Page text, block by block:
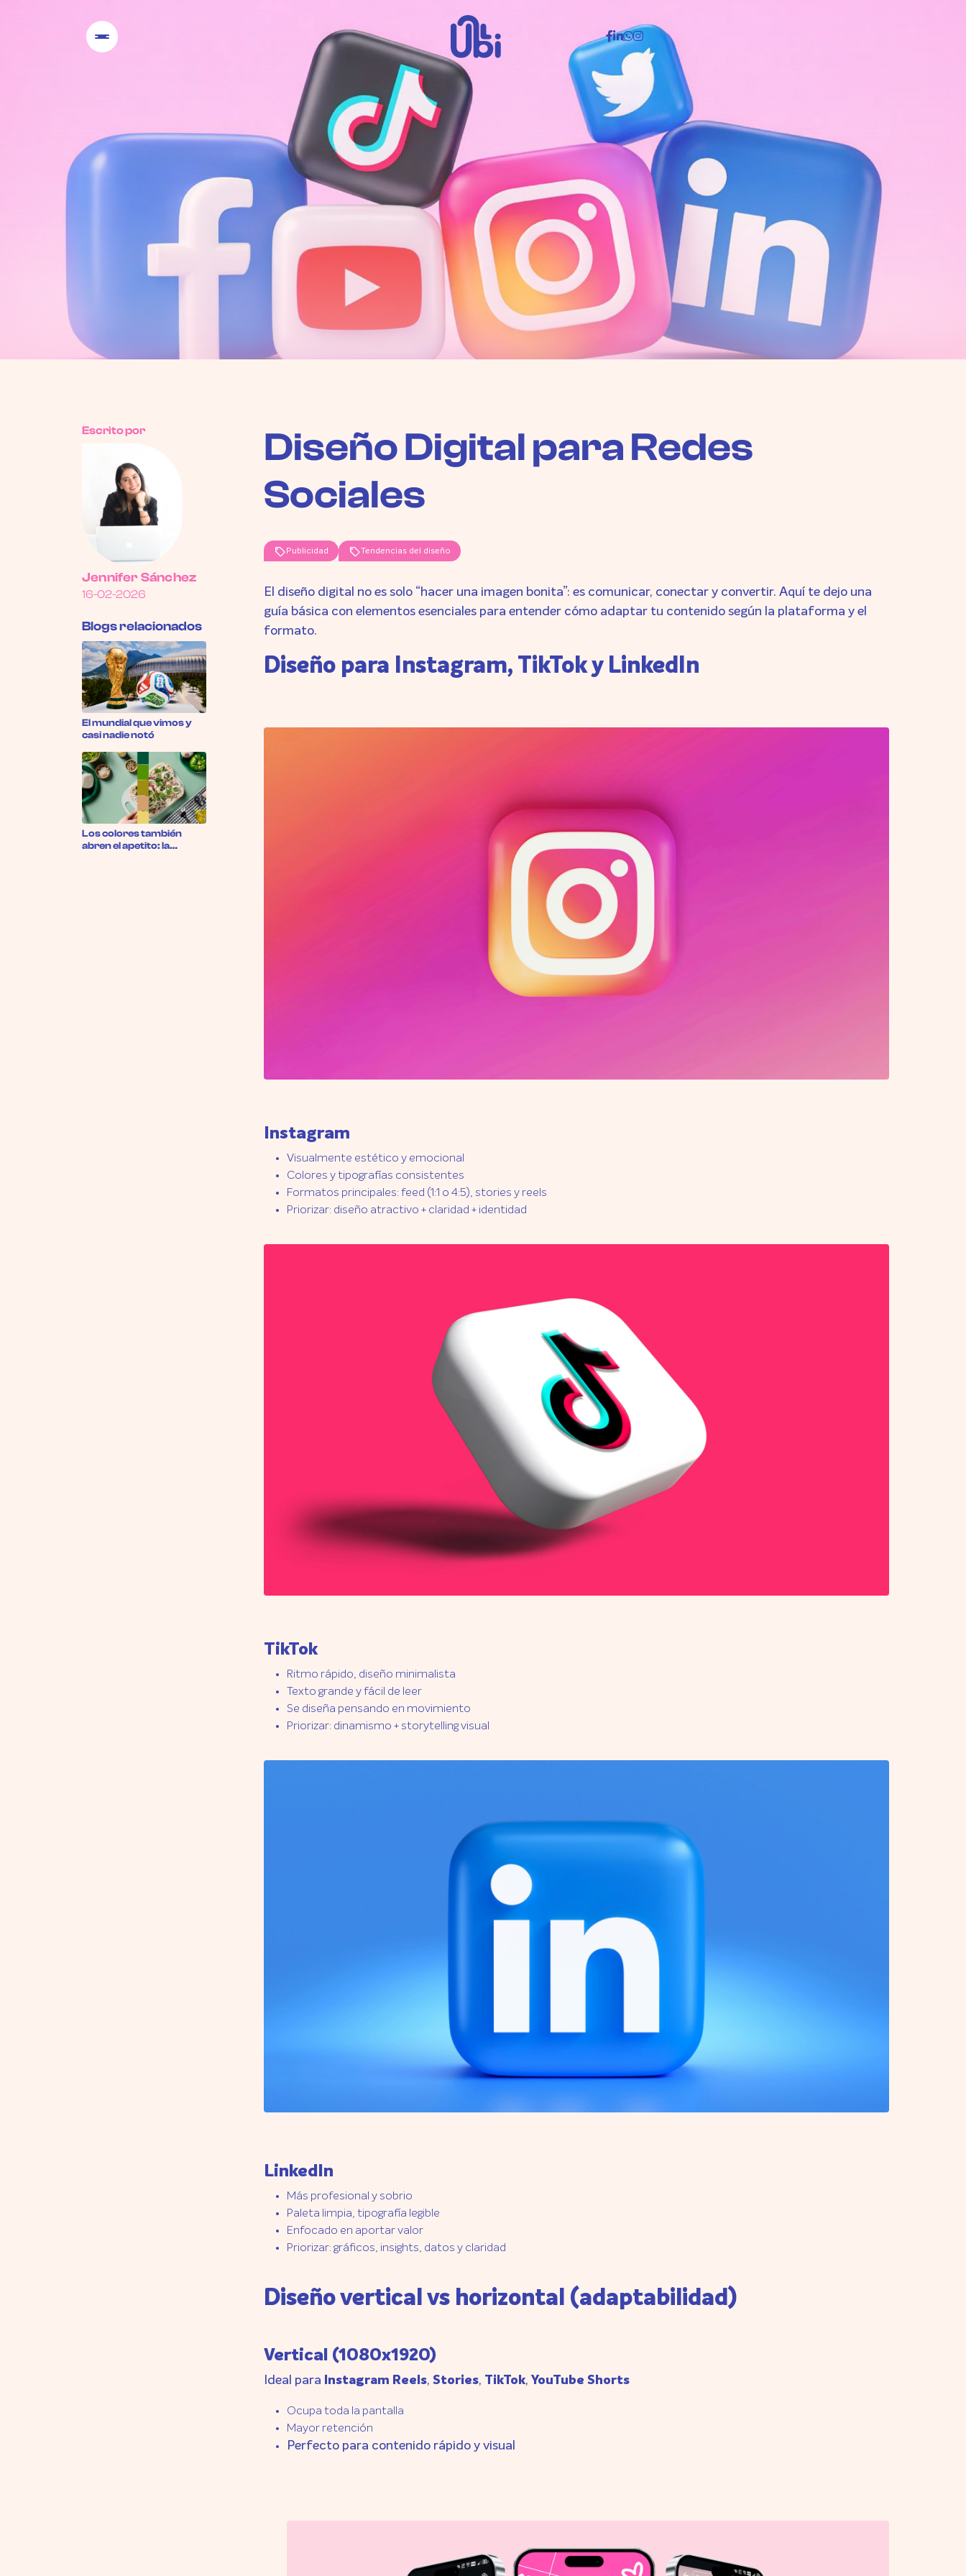
Escrito por
Jennifer Sánchez
16-02-2026
Blogs relacionados
El mundial que vimos y
casi nadie notó
Los colores también
abren el apetito: la
Diseño Digital para Redes
Sociales
sell Publicidad sellTendencias del diseño
El diseño digital no es solo “hacer una imagen bonita”: es comunicar, conectar y convertir. Aquí te dejo una
guía básica con elementos esenciales para entender cómo adaptar tu contenido según la plataforma y el
formato.
Diseño para Instagram, TikTok y LinkedIn
Instagram
Visualmente estético y emocional
Colores y tipografías consistentes
Formatos principales: feed (1:1 o 4:5), stories y reels
Priorizar: diseño atractivo + claridad + identidad
TikTok
Ritmo rápido, diseño minimalista
Texto grande y fácil de leer
Se diseña pensando en movimiento
Priorizar: dinamismo + storytelling visual
LinkedIn
Más profesional y sobrio
Paleta limpia, tipografía legible
Enfocado en aportar valor
Priorizar: gráficos, insights, datos y claridad
Diseño vertical vs horizontal (adaptabilidad)
Vertical (1080x1920)
Ideal para Instagram Reels, Stories, TikTok, YouTube Shorts
Ocupa toda la pantalla
Mayor retención
Perfecto para contenido rápido y visual